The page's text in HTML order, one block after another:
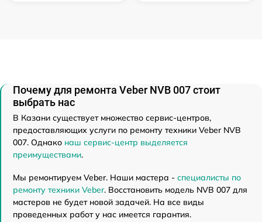
Почему для ремонта Veber NVB 007 стоит
выбрать нас
В Казани существует множество сервис-центров,
предоставляющих услуги по ремонту техники Veber NVB
007. Однако наш сервис-центр выделяется
преимуществами.
Мы ремонтируем Veber. Наши мастера - специалисты по
ремонту техники Veber. Восстановить модель NVB 007 для
мастеров не будет новой задачей. На все виды
проведенных работ у нас имеется гарантия.